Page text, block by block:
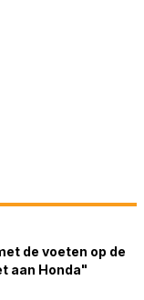
de voeten op de
aan Honda"